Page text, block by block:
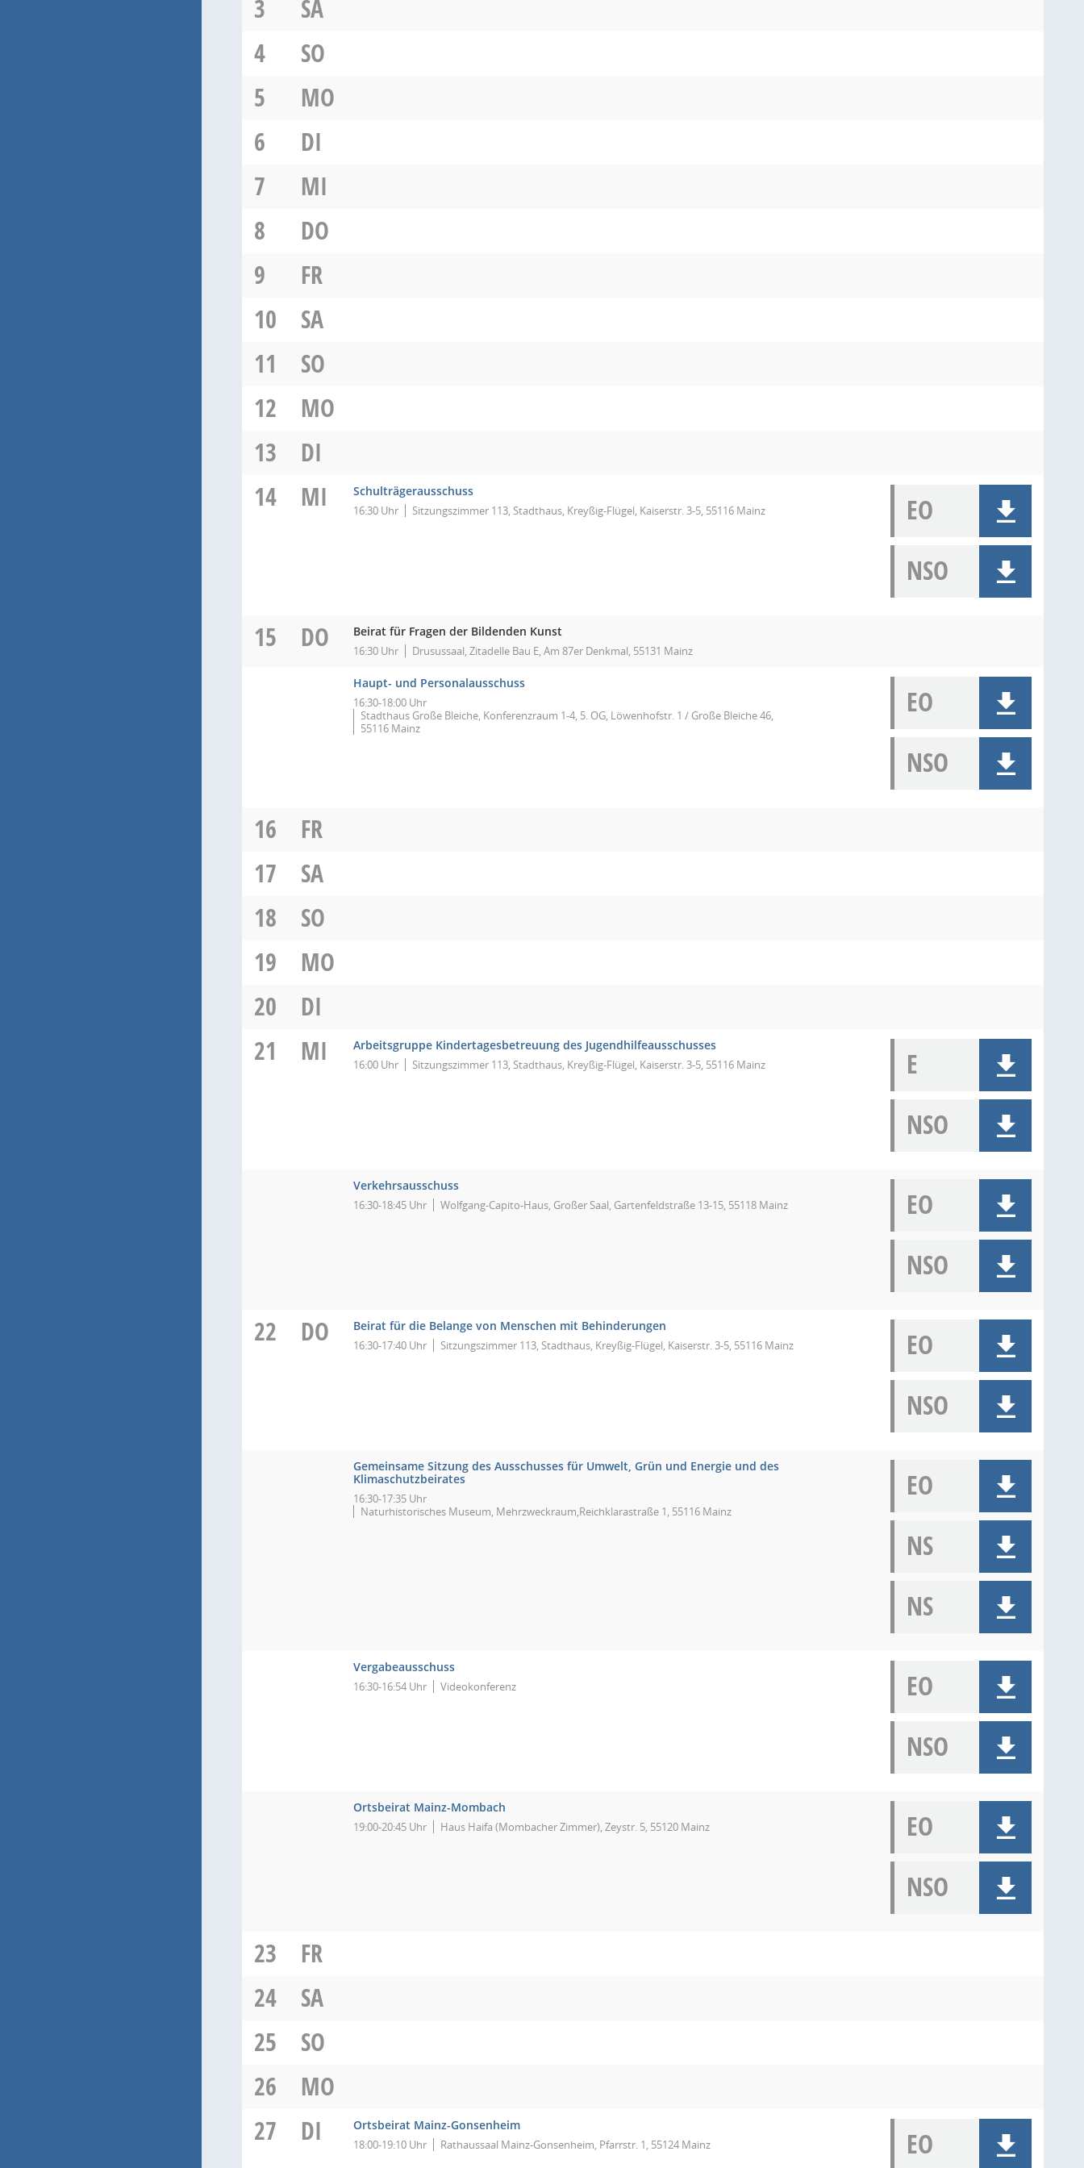
3
SA
4
SO
5
MO
6
DI
7
MI
8
DO
9
FR
10
SA
11
SO
12
MO
13
DI
14
MI Schulträgerausschuss
16:30 Uhr Sitzungszimmer 113, Stadthaus, Kreyßig-Flügel, Kaiserstr. 3-5, 55116 Mainz
EO
NSO
15 DO Beirat für Fragen der Bildenden Kunst
16:30 Uhr Drusussaal, Zitadelle Bau E, Am 87er Denkmal, 55131 Mainz
Haupt- und Personalausschuss
16:30-18:00 Uhr
Stadthaus Große Bleiche, Konferenzraum 1-4, 5. OG, Löwenhofstr. 1 / Große Bleiche 46,
55116 Mainz
EO
NSO
16
FR
17
SA
18
SO
19
MO
20
DI
21
MI Arbeitsgruppe Kindertagesbetreuung des Jugendhilfeausschusses
16:00 Uhr Sitzungszimmer 113, Stadthaus, Kreyßig-Flügel, Kaiserstr. 3-5, 55116 Mainz
E
NSO
Verkehrsausschuss
16:30-18:45 Uhr Wolfgang-Capito-Haus, Großer Saal, Gartenfeldstraße 13-15, 55118 Mainz
EO
NSO
22 DO Beirat für die Belange von Menschen mit Behinderungen
16:30-17:40 Uhr Sitzungszimmer 113, Stadthaus, Kreyßig-Flügel, Kaiserstr. 3-5, 55116 Mainz
EO
NSO
Gemeinsame Sitzung des Ausschusses für Umwelt, Grün und Energie und des
Klimaschutzbeirates
16:30-17:35 Uhr
Naturhistorisches Museum, Mehrzweckraum,Reichklarastraße 1, 55116 Mainz
EO
NS
NS
Vergabeausschuss
16:30-16:54 Uhr Videokonferenz
EO
NSO
Ortsbeirat Mainz-Mombach
19:00-20:45 Uhr Haus Haifa (Mombacher Zimmer), Zeystr. 5, 55120 Mainz
EO
NSO
23
FR
24
SA
25
SO
26
MO
27
DI Ortsbeirat Mainz-Gonsenheim
18:00-19:10 Uhr Rathaussaal Mainz-Gonsenheim, Pfarrstr. 1, 55124 Mainz
EO